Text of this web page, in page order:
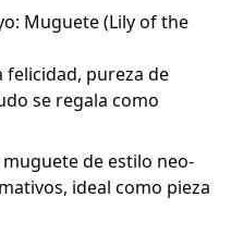
Muguete (Lily of the
felicidad, pureza de
se regala como
muguete de estilo neo-
ideal como pieza